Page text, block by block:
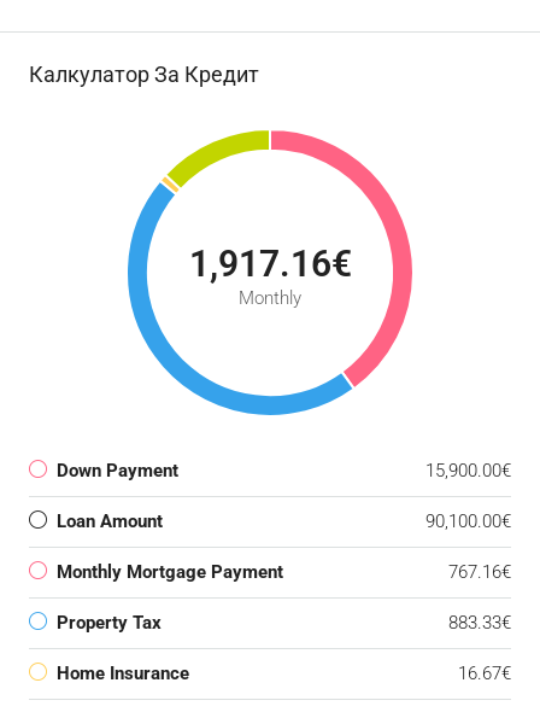
Калкулатор За Кредит
1,917.16€
Monthly
Down Payment 15,900.00€
Loan Amount 90,100.00€
Monthly Mortgage Payment 767.16€
Property Tax 883.33€
Home Insurance 16.67€